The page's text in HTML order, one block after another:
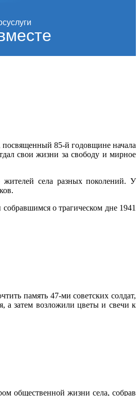
посвященный 85-й годовщине начала
свои жизни за свободу и мирное
жителей села разных поколений. У
о трагическом дне 1941
память 47-ми советских солдат,
а затем возложили цветы и свечи к
общественной жизни села, собрав